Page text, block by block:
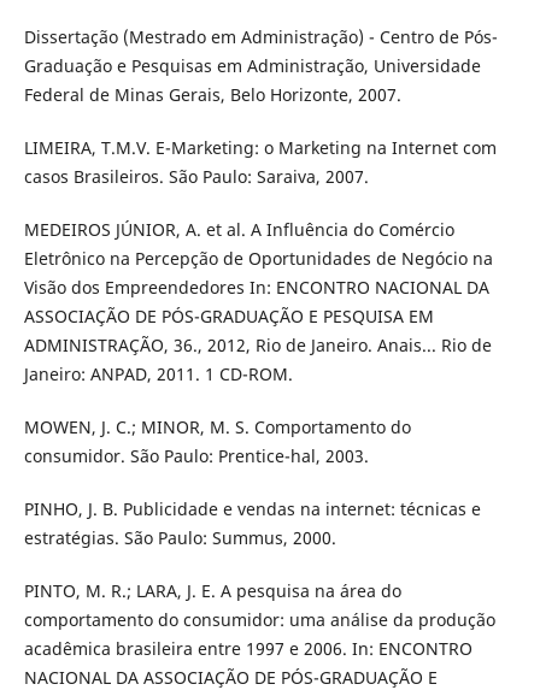
Dissertação (Mestrado em Administração) - Centro de Pós-
Graduação e Pesquisas em Administração, Universidade
Federal de Minas Gerais, Belo Horizonte, 2007.
LIMEIRA, T.M.V. E-Marketing: o Marketing na Internet com
casos Brasileiros. São Paulo: Saraiva, 2007.
MEDEIROS JÚNIOR, A. et al. A Influência do Comércio
Eletrônico na Percepção de Oportunidades de Negócio na
Visão dos Empreendedores In: ENCONTRO NACIONAL DA
ASSOCIAÇÃO DE PÓS-GRADUAÇÃO E PESQUISA EM
ADMINISTRAÇÃO, 36., 2012, Rio de Janeiro. Anais... Rio de
Janeiro: ANPAD, 2011. 1 CD-ROM.
MOWEN, J. C.; MINOR, M. S. Comportamento do
consumidor. São Paulo: Prentice-hal, 2003.
PINHO, J. B. Publicidade e vendas na internet: técnicas e
estratégias. São Paulo: Summus, 2000.
PINTO, M. R.; LARA, J. E. A pesquisa na área do
comportamento do consumidor: uma análise da produção
acadêmica brasileira entre 1997 e 2006. In: ENCONTRO
NACIONAL DA ASSOCIAÇÃO DE PÓS-GRADUAÇÃO E